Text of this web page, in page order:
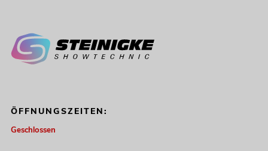
ÖFFNUNGSZEITEN:
Geschlossen